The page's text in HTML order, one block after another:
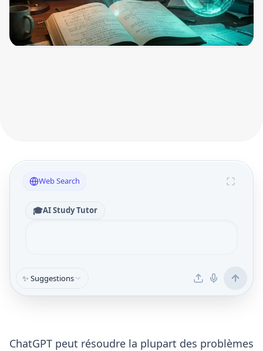
Web Search
🎓AI Study Tutor
✨ Suggestions
ChatGPT peut résoudre la plupart des problèmes